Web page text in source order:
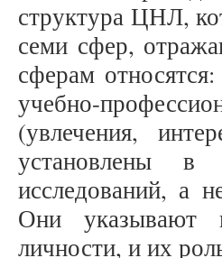
структура ЦНЛ,
семи сфер,
сферам
учебно-
(увлечения,
установлены в
исследований, а
Они указывают
личности, и их